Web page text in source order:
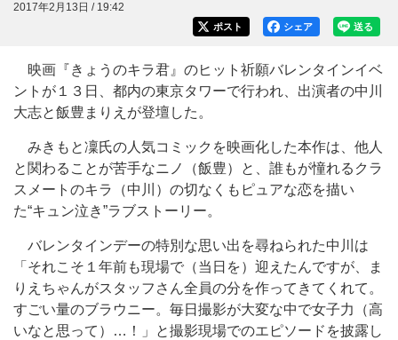
2017年2月13日 / 19:42
送る
シェア
ポスト
映画『きょうのキラ君』のヒット祈願バレンタインイベ
ントが１３日、都内の東京タワーで行われ、出演者の中川
大志と飯豊まりえが登壇した。
みきもと凜氏の人気コミックを映画化した本作は、他人
と関わることが苦手なニノ（飯豊）と、誰もが憧れるクラ
スメートのキラ（中川）の切なくもピュアな恋を描い
た“キュン泣き”ラブストーリー。
バレンタインデーの特別な思い出を尋ねられた中川は
「それこそ１年前も現場で（当日を）迎えたんですが、ま
りえちゃんがスタッフさん全員の分を作ってきてくれて。
すごい量のブラウニー。毎日撮影が大変な中で女子力（高
いなと思って）…！」と撮影現場でのエピソードを披露し